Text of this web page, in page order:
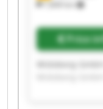
7,849 km
Price
Widoberg
Widoberg